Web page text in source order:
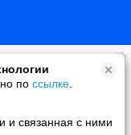
по ссылке
и связанная с ними